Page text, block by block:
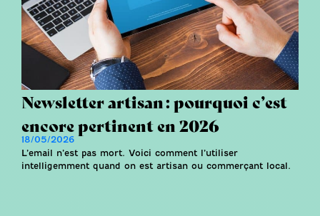
Newsletter artisan : pourquoi c’est
encore pertinent en 2026
18/05/2026
L’email n’est pas mort. Voici comment l’utiliser
intelligemment quand on est artisan ou commerçant local.